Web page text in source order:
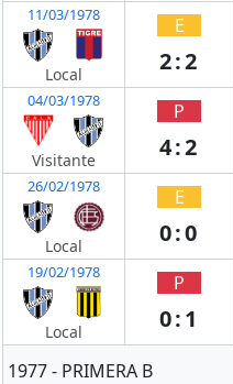
11/03/1978
Local
E
2:2
04/03/1978
Visitante
P
4:2
26/02/1978
Local
E
0:0
19/02/1978
Local
P
0:1
1977 - PRIMERA B